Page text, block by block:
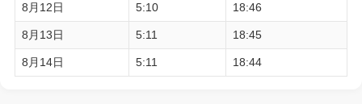
8月12日 5:10 18:46
8月13日 5:11 18:45
8月14日 5:11 18:44